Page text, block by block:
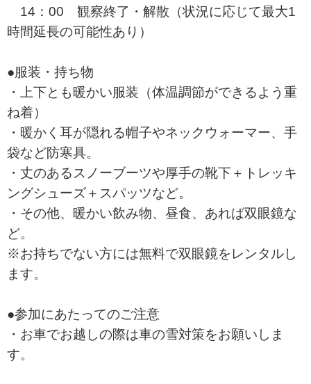
14：00 観察終了・解散（状況に応じて最大1
時間延長の可能性あり）
●服装・持ち物
・上下とも暖かい服装（体温調節ができるよう重
ね着）
・暖かく耳が隠れる帽子やネックウォーマー、手
袋など防寒具。
・丈のあるスノーブーツや厚手の靴下＋トレッキ
ングシューズ＋スパッツなど。
・その他、暖かい飲み物、昼食、あれば双眼鏡な
ど。
※お持ちでない方には無料で双眼鏡をレンタルし
ます。
●参加にあたってのご注意
・お車でお越しの際は車の雪対策をお願いしま
す。